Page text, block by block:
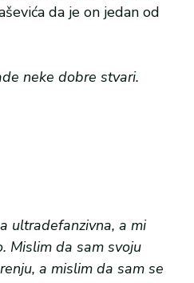
da je on jedan od
neke dobre stvari.
ultradefanzivna, a mi
Mislim da sam svoju
a mislim da sam se